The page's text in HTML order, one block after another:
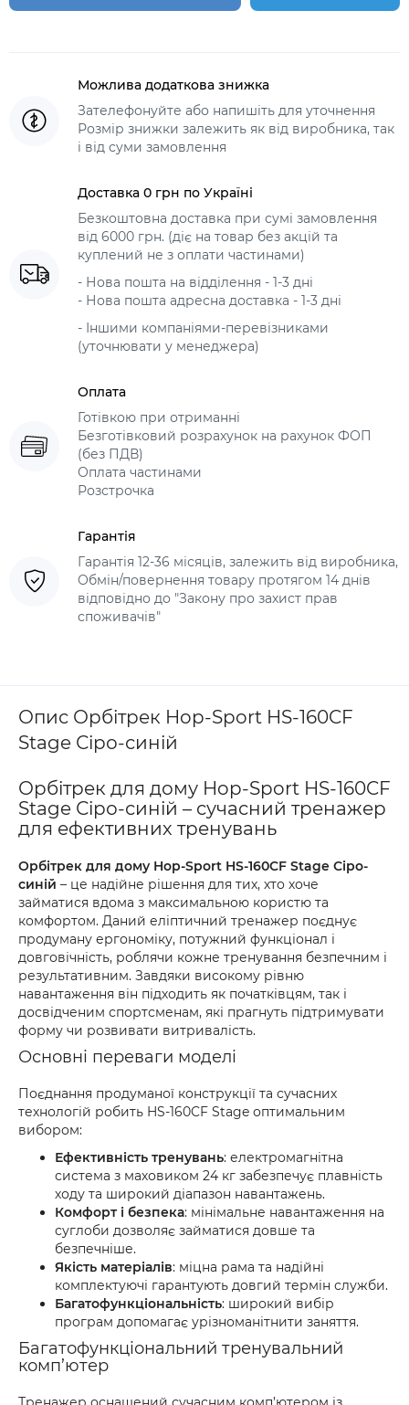
Можлива додаткова знижка
Зателефонуйте або напишіть для уточнення
Розмір знижки залежить як від виробника, так
і від суми замовлення
Доставка 0 грн по Україні
Безкоштовна доставка при сумі замовлення
від 6000 грн. (діє на товар без акцій та
куплений не з оплати частинами)
- Нова пошта на відділення - 1-3 дні
- Нова пошта адресна доставка - 1-3 дні
- Іншими компаніями-перевізниками
(уточнювати у менеджера)
Оплата
Готівкою при отриманні
Безготівковий розрахунок на рахунок ФОП
(без ПДВ)
Оплата частинами
Розстрочка
Гарантія
Гарантія 12-36 місяців, залежить від виробника,
Обмін/повернення товару протягом 14 днів
відповідно до "Закону про захист прав
споживачів"
Опис Орбітрек Hop-Sport HS-160CF
Stage Сіро-синій
Орбітрек для дому Hop-Sport HS-160CF
Stage Сіро-синій – сучасний тренажер
для ефективних тренувань
Орбітрек для дому Hop-Sport HS-160CF Stage Сіро-
синій – це надійне рішення для тих, хто хоче
займатися вдома з максимальною користю та
комфортом. Даний еліптичний тренажер поєднує
продуману ергономіку, потужний функціонал і
довговічність, роблячи кожне тренування безпечним і
результативним. Завдяки високому рівню
навантаження він підходить як початківцям, так і
досвідченим спортсменам, які прагнуть підтримувати
форму чи розвивати витривалість.
Основні переваги моделі
Поєднання продуманої конструкції та сучасних
технологій робить HS-160CF Stage оптимальним
вибором:
Ефективність тренувань: електромагнітна
система з маховиком 24 кг забезпечує плавність
ходу та широкий діапазон навантажень.
Комфорт і безпека: мінімальне навантаження на
суглоби дозволяє займатися довше та
безпечніше.
Якість матеріалів: міцна рама та надійні
комплектуючі гарантують довгий термін служби.
Багатофункціональність: широкий вибір
програм допомагає урізноманітнити заняття.
Багатофункціональний тренувальний
комп’ютер